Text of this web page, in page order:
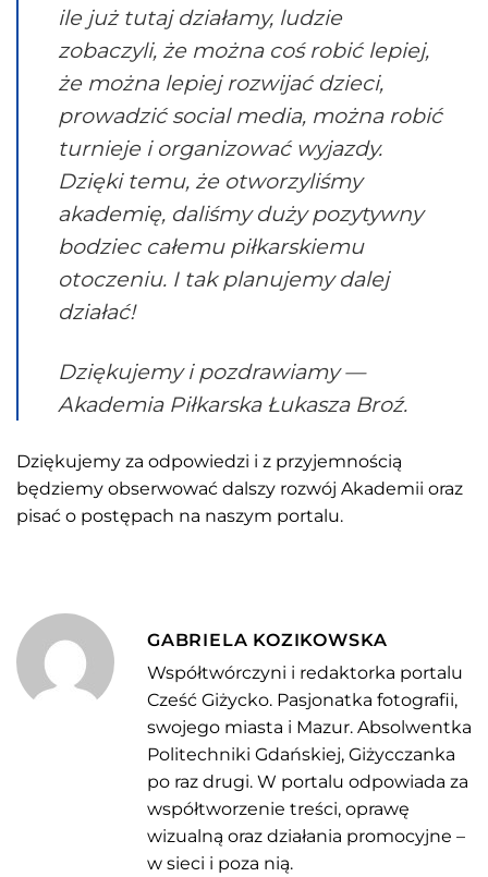
ile już tutaj działamy, ludzie
zobaczyli, że można coś robić lepiej,
że można lepiej rozwijać dzieci,
prowadzić social media, można robić
turnieje i organizować wyjazdy.
Dzięki temu, że otworzyliśmy
akademię, daliśmy duży pozytywny
bodziec całemu piłkarskiemu
otoczeniu. I tak planujemy dalej
działać!
Dziękujemy i pozdrawiamy —
Akademia Piłkarska Łukasza Broź.
Dziękujemy za odpowiedzi i z przyjemnością
będziemy obserwować dalszy rozwój Akademii oraz
pisać o postępach na naszym portalu.
GABRIELA KOZIKOWSKA
Współtwórczyni i redaktorka portalu
Cześć Giżycko. Pasjonatka fotografii,
swojego miasta i Mazur. Absolwentka
Politechniki Gdańskiej, Giżycczanka
po raz drugi. W portalu odpowiada za
współtworzenie treści, oprawę
wizualną oraz działania promocyjne –
w sieci i poza nią.